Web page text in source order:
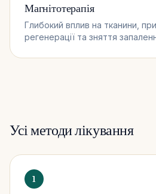
Магнітотерапія
Глибокий вплив на тканини,
регенерації та зняття
Усі методи лікування
1